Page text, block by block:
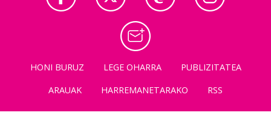
HONI BURUZ LEGE OHARRA
PUBLIZITATEA
ARAUAK
HARREMANETARAKO RSS